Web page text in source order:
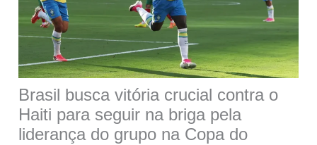
Brasil busca vitória crucial contra o
Haiti para seguir na briga pela
liderança do grupo na Copa do